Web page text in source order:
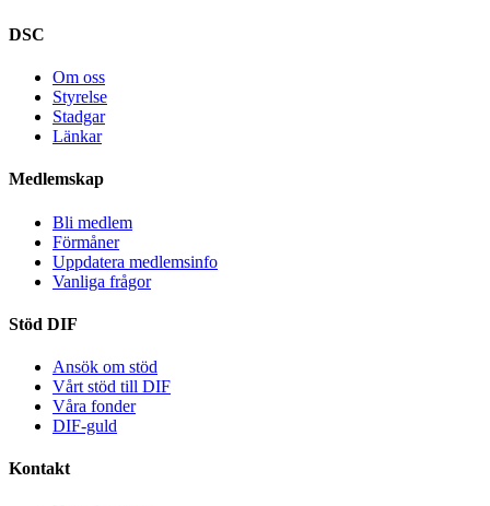
DSC
Om oss
Styrelse
Stadgar
Länkar
Medlemskap
Bli medlem
Förmåner
Uppdatera medlemsinfo
Vanliga frågor
Stöd DIF
Ansök om stöd
Vårt stöd till DIF
Våra fonder
DIF-guld
Kontakt